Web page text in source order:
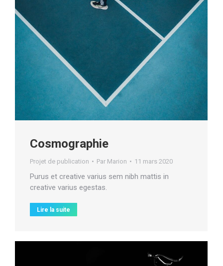
Cosmographie
Projet de publication Par Marion 11 mars 2020
Purus et creative varius sem nibh mattis in
creative varius egestas.
Lire la suite